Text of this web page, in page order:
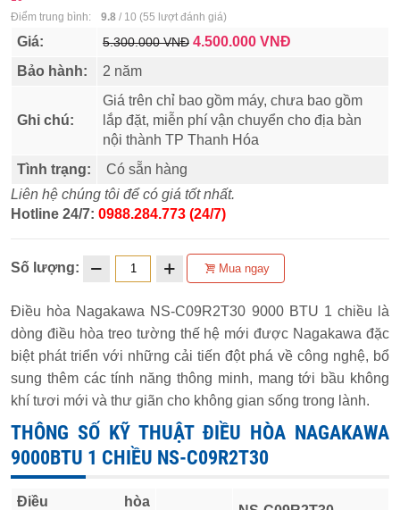
Điểm trung bình:
9.8 / 10 (55 lượt đánh giá)
Giá: 5.300.000 VNĐ 4.500.000 VNĐ
Bảo hành:
2 năm
Ghi chú:
Giá trên chỉ bao gồm máy, chưa bao gồm
lắp đặt, miễn phí vận chuyển cho địa bàn
nội thành TP Thanh Hóa
Tình trạng:
Có sẵn hàng
Liên hệ chúng tôi để có giá tốt nhất.
Hotline 24/7: 0988.284.773 (24/7)
Số lượng: Mua ngay
Điều hòa Nagakawa NS-C09R2T30 9000 BTU 1 chiều là
dòng điều hòa treo tường thế hệ mới được Nagakawa đặc
biệt phát triển với những cải tiến đột phá về công nghệ, bổ
sung thêm các tính năng thông minh, mang tới bầu không
khí tươi mới và thư giãn cho không gian sống trong lành.
THÔNG SỐ KỸ THUẬT ĐIỀU HÒA NAGAKAWA
9000BTU 1 CHIỀU NS-C09R2T30
Điều hòa